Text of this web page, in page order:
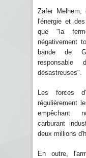
Zafer Melhem,
l'énergie et
que "la
négativement
bande de
responsable
désastreuses".
Les forces
régulièrement
empêchant
carburant
deux millions
En outre,